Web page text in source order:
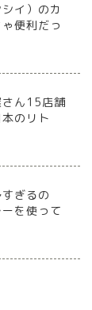
イ）のカ
便利だっ
さん15店舗
のリト
ぎるの
を使って